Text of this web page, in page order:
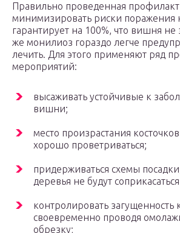
Правильно проведенная
минимизировать риски поражения
гарантирует на 100%, что вишня не
же монилиоз гораздо легче
лечить. Для этого применяют ряд
мероприятий:
высаживать устойчивые к
вишни;
место произрастания
хорошо проветриваться;
придерживаться схемы
деревья не будут
контролировать загущенность
своевременно проводя
обрезку;